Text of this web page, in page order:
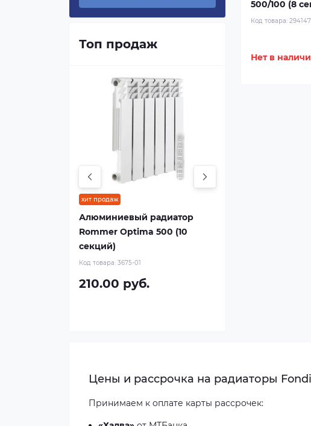
Топ продаж
хит продаж
Алюминиевый радиатор
Rommer Optima 500 (10
секций)
Код товара: 3675-01
210.00 руб.
500/100 (8
Код товара: 294147
Нет в
Цены и рассрочка на радиаторы
Принимаем к оплате карты рассрочек: